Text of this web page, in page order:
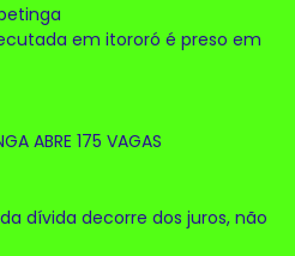
em itororó é preso em
ABRE 175 VAGAS
dívida decorre dos juros, não